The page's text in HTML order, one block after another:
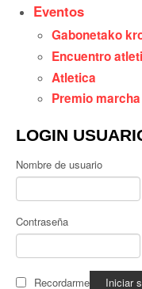
Eventos
Gabonetako
Encuentro
Atletica
Premio
LOGIN
Nombre de usuario
Contraseña
Recordarme